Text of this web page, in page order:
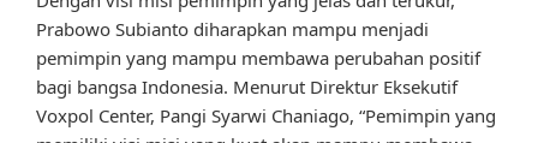
Prabowo Subianto diharapkan mampu menjadi
pemimpin yang mampu membawa perubahan positif
bagi bangsa Indonesia. Menurut Direktur Eksekutif
Voxpol Center, Pangi Syarwi Chaniago, “Pemimpin yang